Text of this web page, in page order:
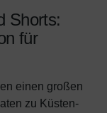
Shorts:
für
einen großen
zu Küsten-